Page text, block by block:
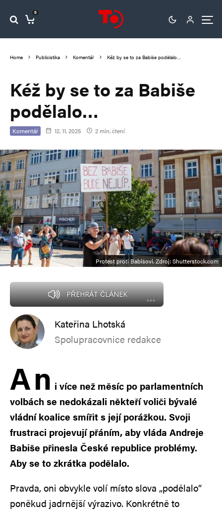
0
Home Publicistika Komentář Kéž by se to za Babiše podělalo…
Kéž by se to za Babiše
podělalo…
Komentář 12. 11. 2025 2 min. čtení
Protest proti Babišovi. Zdroj: Shutterstock.com
PŘEHRÁT ČLÁNEK
Kateřina Lhotská
Spolupracovnice redakce
An i více než měsíc po parlamentních
volbách se nedokázali někteří voliči bývalé
vládní koalice smířit s její porážkou. Svoji
frustraci projevují přáním, aby vláda Andreje
Babiše přinesla České republice problémy.
Aby se to zkrátka podělalo.
Pravda, oni obvykle volí místo slova „podělalo“
poněkud jadrnější výrazivo. Konkrétně to